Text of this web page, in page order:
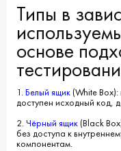
Типы в
основе
1.Белый ящик (White
доступен исходный код,
2.Чёрный ящик (Black
без доступа к
компонентам.